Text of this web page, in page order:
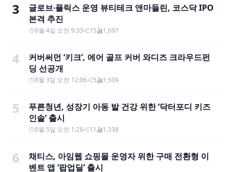
3
글로브∙플릭스 운영 뷰티테크 앤마들린, 코스닥 IPO
본격 추진
8월 4일 오전 9:33 15 1,697
4
커버써먼 ‘키크’, 에어 골프 커버 와디즈 크라우드펀
딩 선공개
8월 3일 오전 12:06 5 1,509
5
푸른청년, 성장기 아동 발 건강 위한 ‘닥터포디 키즈
인솔’ 출시
8월 5일 오전 1:28 11 1,338
6
채티스, 아임웹 쇼핑몰 운영자 위한 구매 전환형 이
벤트 앱 ‘팝업딜’ 출시